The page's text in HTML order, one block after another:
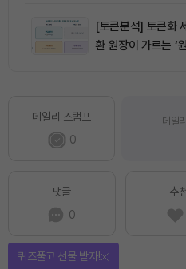
[토큰분석] 토큰화
환 원장이 가르는 ‘
데일리 스탬프
0
데일
댓글
0
추
퀴즈풀고 선물 받자!